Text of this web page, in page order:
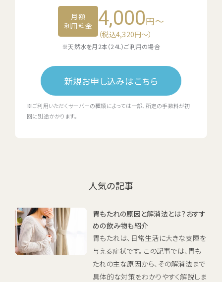
月額
利用料金
4,000円～
（税込4,320円〜）
※天然水を月2本（24L）ご利用の場合
新規お申し込みはこちら
※ご利用いただくサーバーの種類によっては一部、所定の手数料が初
回に別途かかります。
人気の記事
胃もたれの原因と解消法とは？おすす
めの飲み物も紹介
胃もたれは、日常生活に大きな支障を
与える症状です。 この記事では、胃も
たれの主な原因から、その解消法まで
具体的な対策をわかりやすく解説しま